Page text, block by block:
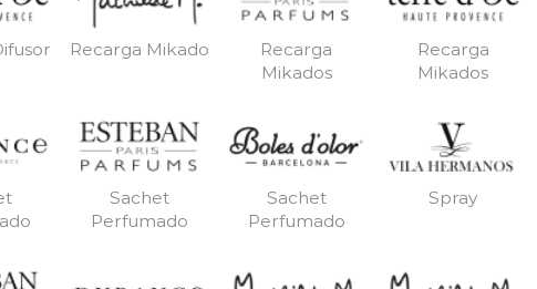
Recarga Mikado
Recarga
Mikados
Recarga
Mikados
Sachet
Perfumado
Sachet
Perfumado
Spray